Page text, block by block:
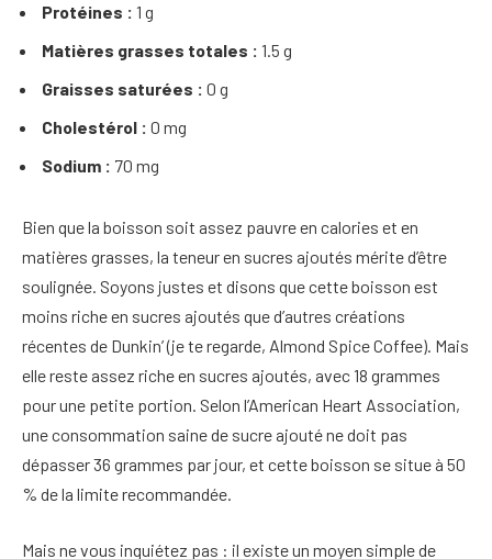
Protéines : 1 g
Matières grasses totales : 1.5 g
Graisses saturées : 0 g
Cholestérol : 0 mg
Sodium : 70 mg
Bien que la boisson soit assez pauvre en calories et en
matières grasses, la teneur en sucres ajoutés mérite d’être
soulignée. Soyons justes et disons que cette boisson est
moins riche en sucres ajoutés que d’autres créations
récentes de Dunkin’ (je te regarde, Almond Spice Coffee). Mais
elle reste assez riche en sucres ajoutés, avec 18 grammes
pour une petite portion. Selon l’American Heart Association,
une consommation saine de sucre ajouté ne doit pas
dépasser 36 grammes par jour, et cette boisson se situe à 50
% de la limite recommandée.
Mais ne vous inquiétez pas : il existe un moyen simple de